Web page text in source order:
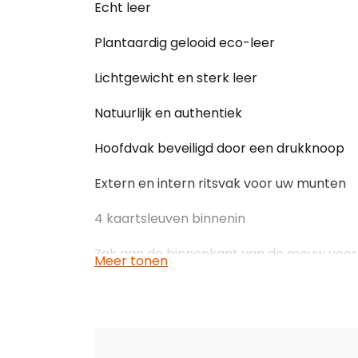
Echt leer
Plantaardig gelooid eco-leer
Lichtgewicht en sterk leer
Natuurlijk en authentiek
Hoofdvak beveiligd door een drukknoop
Extern en intern ritsvak voor uw munten
4 kaartsleuven binnenin
Zak aan de binnenkant van de mouw
Meer tonen